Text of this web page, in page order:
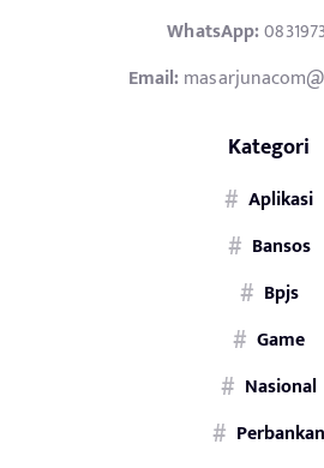
WhatsApp:
Email:
Kategori
Aplikasi
Bansos
Bpjs
Game
Nasional
Perbankan